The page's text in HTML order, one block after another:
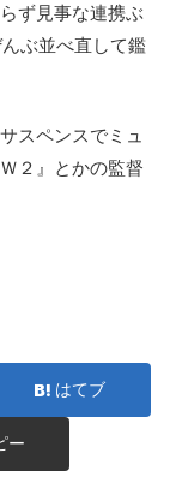
ず見事な連携ぶ
ぶ並べ直して鑑
スペンスでミュ
２』とかの監督
はてブ
ー